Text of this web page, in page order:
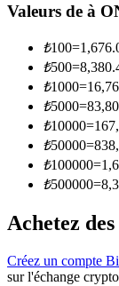
Information
Analyse de
Valeurs de à
₺100=
₺500=
₺1000=
₺5000=
₺10000=
₺50000=
₺100000=
₺500000=
Achetez
Créez un compte
sur l'échange